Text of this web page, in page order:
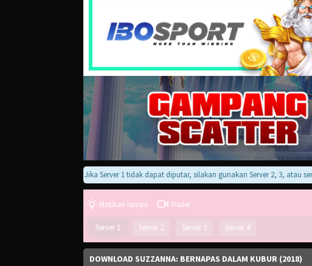
Jika Server 1 tidak dapat diputar, silakan gunakan Server 2, 3, atau server
Matikan lampu Trailer
Server 1 Server 2 Server 3 Server 4
DOWNLOAD SUZZANNA: BERNAPAS DALAM KUBUR (2018)